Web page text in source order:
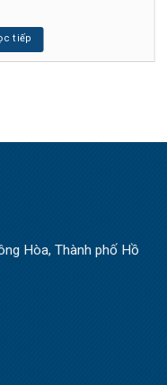
tiếp
Hòa, Thành phố Hồ